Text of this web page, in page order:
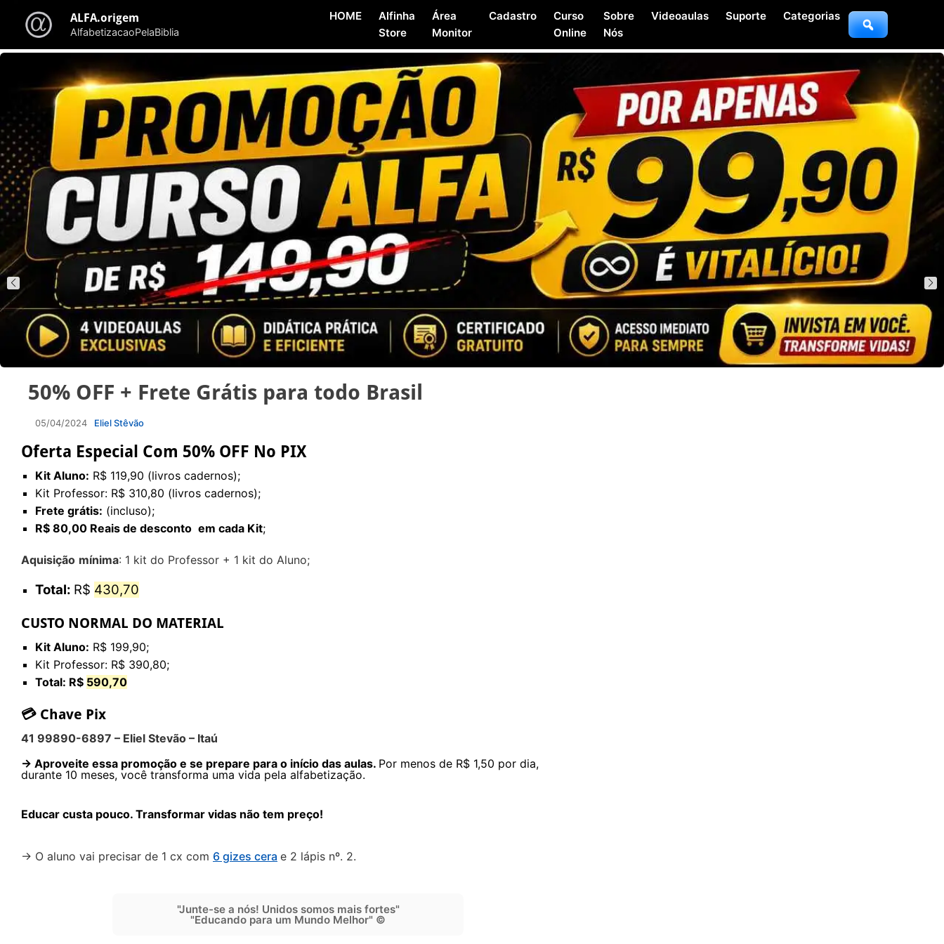
ALFA.origem
AlfabetizacaoPelaBiblia
HOME
Alfinha
Store
Área
Monitor
Cadastro
Curso
Online
Sobre
Nós
Videoaulas Suporte Categorias
50% OFF + Frete Grátis para todo Brasil
05/04/2024 Eliel Stêvão
Oferta Especial Com 50% OFF No PIX
Kit Aluno: R$ 119,90 (livros cadernos);
Kit Professor: R$ 310,80 (livros cadernos);
Frete grátis: (incluso);
R$ 80,00 Reais de desconto em cada Kit;
Aquisição mínima: 1 kit do Professor + 1 kit do Aluno;
Total: R$ 430,70
CUSTO NORMAL DO MATERIAL
Kit Aluno: R$ 199,90;
Kit Professor: R$ 390,80;
Total: R$ 590,70
💳 Chave Pix
41 99890-6897 – Eliel Stevão – Itaú
→ Aproveite essa promoção e se prepare para o início das aulas. Por menos de R$ 1,50 por dia,
durante 10 meses, você transforma uma vida pela alfabetização.
Educar custa pouco. Transformar vidas não tem preço!
→ O aluno vai precisar de 1 cx com 6 gizes cera e 2 lápis nº. 2.
"Junte-se a nós! Unidos somos mais fortes"
"Educando para um Mundo Melhor" ©